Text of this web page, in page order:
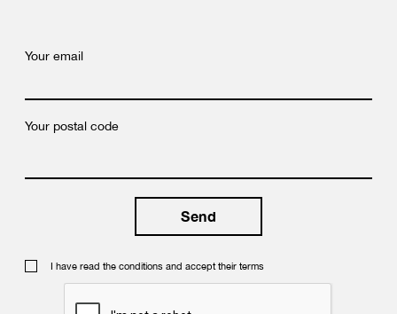
Your email
Your postal code
I have read the conditions and accept their terms